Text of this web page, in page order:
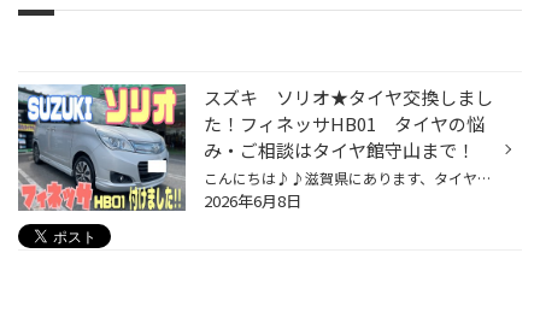
スズキ ソリオ★タイヤ交換しまし
た！フィネッサHB01 タイヤの悩
み・ご相談はタイヤ館守山まで！
こんにちは♪♪滋賀県にあります、タイヤ館守山店です( ・∇・)ノ 今回はスズキ ソリオのタイヤ交換をさせて頂きました。 装着タイヤは新商品のフィネッサHB01です(^▽^)/ タイヤサイズは、165/60R15 当店をお選びいただき誠にありがとうございます！！ タイヤの商品説明はコチラ▼ ブリヂストンタイヤサ...
2026年6月8日